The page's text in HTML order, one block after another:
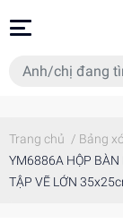
Trang chủ / Bảng
YM6886A HỘP BÀN
TẬP VẼ LỚN